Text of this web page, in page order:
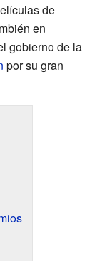
de
en
gobierno de la
por su gran